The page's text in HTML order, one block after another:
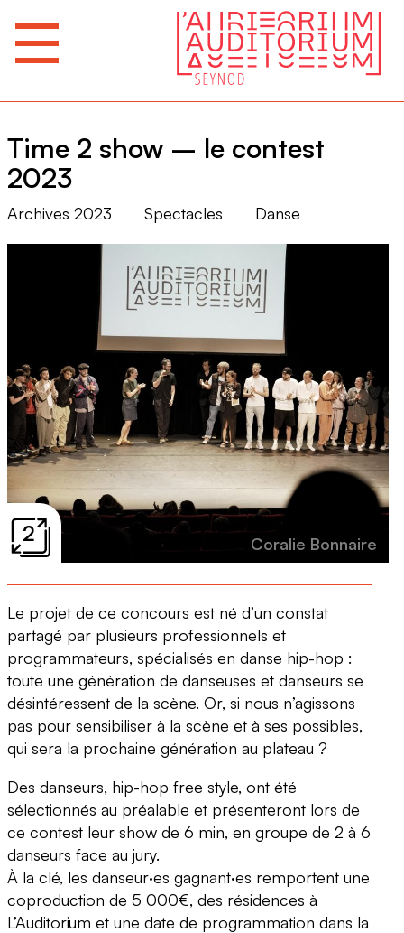
Time 2 show – le contest
2023
Archives 2023 Spectacles Danse
2 Coralie Bonnaire
2
Le projet de ce concours est né d’un constat
partagé par plusieurs professionnels et
programmateurs, spécialisés en danse hip-hop :
toute une génération de danseuses et danseurs se
désintéressent de la scène. Or, si nous n’agissons
pas pour sensibiliser à la scène et à ses possibles,
qui sera la prochaine génération au plateau ?
Des danseurs, hip-hop free style, ont été
sélectionnés au préalable et présenteront lors de
ce contest leur show de 6 min, en groupe de 2 à 6
danseurs face au jury.
À la clé, les danseur·es gagnant·es remportent une
coproduction de 5 000€, des résidences à
L’Auditorium et une date de programmation dans la